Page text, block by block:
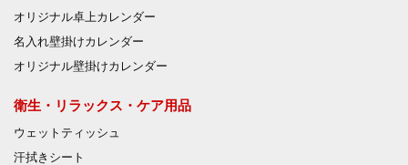
オリジナル卓上カレンダー
名入れ壁掛けカレンダー
オリジナル壁掛けカレンダー
衛生・リラックス・ケア用品
ウェットティッシュ
汗拭きシート